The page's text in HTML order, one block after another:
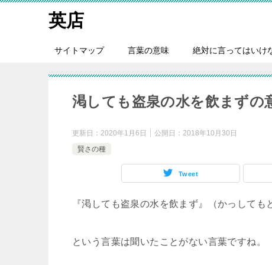
英店
サイトマップ 言葉の意味 絶対に言ってはいけ
渇しても盗泉の水を飲まずの
更新日： 2020年1月6日 公開日： 2018年10月30日
賢さの種
Tweet
『渇しても盗泉の水を飲まず』（かっしても
という言葉は聞いたことがない言葉ですね。